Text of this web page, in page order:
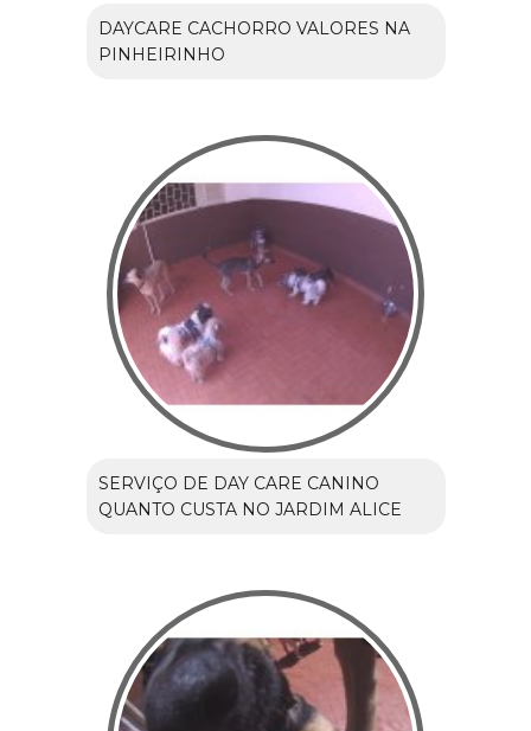
DAYCARE CACHORRO VALORES NA
PINHEIRINHO
SERVIÇO DE DAY CARE CANINO
QUANTO CUSTA NO JARDIM ALICE